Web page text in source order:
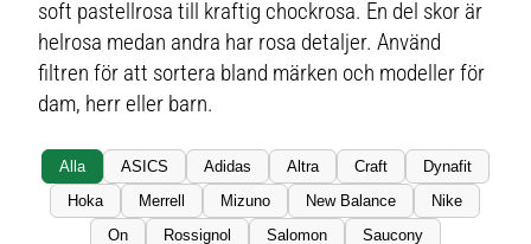
soft pastellrosa till kraftig chockrosa. En del skor är
helrosa medan andra har rosa detaljer. Använd
filtren för att sortera bland märken och modeller för
dam, herr eller barn.
Alla ASICS Adidas Altra Craft
Dynafit
Hoka
Merrell Mizuno New Balance
Nike
On
Rossignol Salomon
Saucony